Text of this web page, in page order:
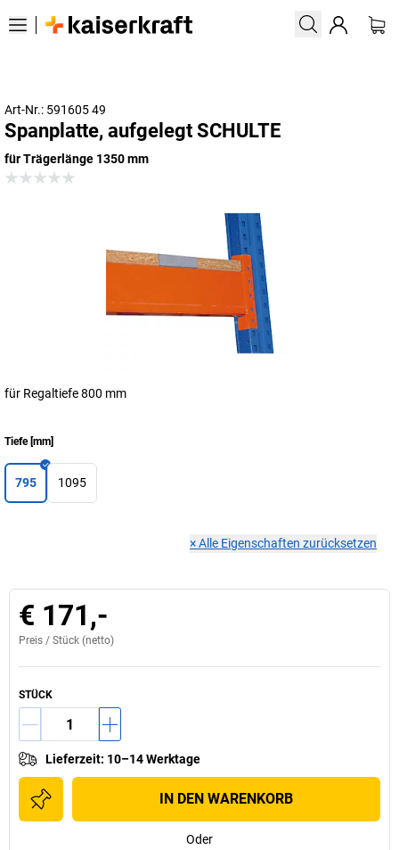
Art-Nr.: 591605 49
Spanplatte, aufgelegt SCHULTE
für Trägerlänge 1350 mm
für Regaltiefe 800 mm
Tiefe[mm]
795 1095
×Alle Eigenschaften zurücksetzen
€ 171,-
Preis / Stück (netto)
STÜCK
Lieferzeit: 10–14 Werktage
IN DEN WARENKORB
Oder